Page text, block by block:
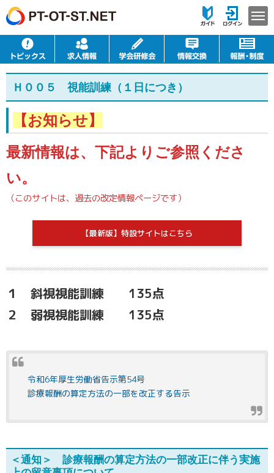
Ｈ００５ 視能訓練（１日につき）
【お知らせ】
最新情報は、下記よりご参照くださ
い。
（このサイトは、過去の改定情報ページです）
【最新版】特設サイトはこちら
１ 斜視視能訓練 135点
２ 弱視視能訓練 135点
令和6年厚生労働省告示第54号
診療報酬の算定方法の一部を改正する告示
＜通知＞ 診療報酬の算定方法の一部改正に伴う実施